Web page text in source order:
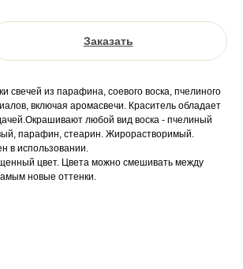
Заказать
свечей из парафина, соевого воска, пчелиного
включая аромасвечи. Краситель обладает
любой вид воска - пчелиный
парафин, стеарин. Жирорастворимый.
в использовании.
цвет. Цвета можно смешивать между
новые оттенки.